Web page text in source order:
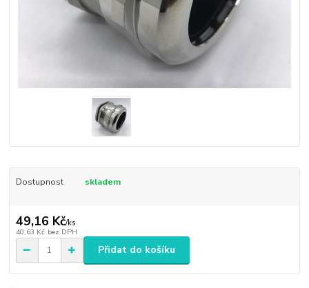
Dostupnost skladem
49,16 Kč/ks
40,63 Kč bez DPH
Přidat do košíku